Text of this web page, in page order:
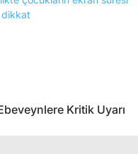
Kritik Uyarı